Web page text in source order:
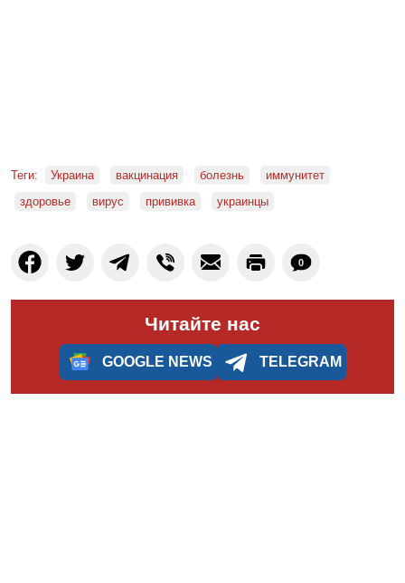
Теги: Украина вакцинация болезнь
иммунитет
здоровье
вирус прививка украинцы
0
Читайте нас
GOOGLE NEWS TELEGRAM